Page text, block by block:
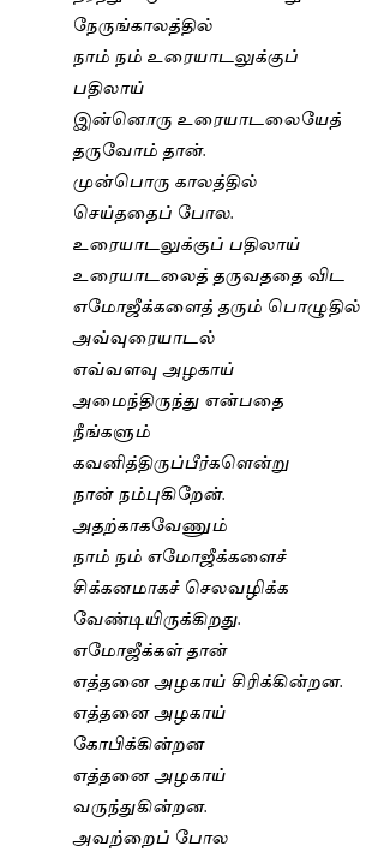
நேருங்காலத்தில்
நாம் நம் உரையாடலுக்குப்
பதிலாய்
இன்னொரு உரையாடலையேத்
தருவோம் தான்.
முன்பொரு காலத்தில்
செய்ததைப் போல.
உரையாடலுக்குப் பதிலாய்
உரையாடலைத் தருவததை விட
எமோஜீக்களைத் தரும் பொழுதில்
அவ்வுரையாடல்
எவ்வளவு அழகாய்
அமைந்திருந்து என்பதை
நீங்களும்
கவனித்திருப்பீர்களென்று
நான் நம்புகிறேன்.
அதற்காகவேணும்
நாம் நம் எமோஜீக்களைச்
சிக்கனமாகச் செலவழிக்க
வேண்டியிருக்கிறது.
எமோஜீக்கள் தான்
எத்தனை அழகாய் சிரிக்கின்றன.
எத்தனை அழகாய்
கோபிக்கின்றன
எத்தனை அழகாய்
வருந்துகின்றன.
அவற்றைப் போல